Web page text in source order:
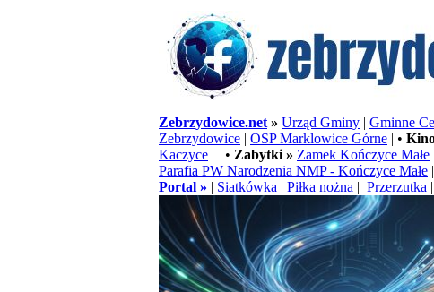
Zebrzydowice.net » Urząd Gminy | Gminne
Zebrzydowice | OSP Marklowice Górne | •
Kaczyce | • Zabytki » Zamek Kończyce Małe
Parafia PW Narodzenia NMP - Kończyce Małe |
Portal » | Siatkówka | Piłka nożna | Przerzutka |